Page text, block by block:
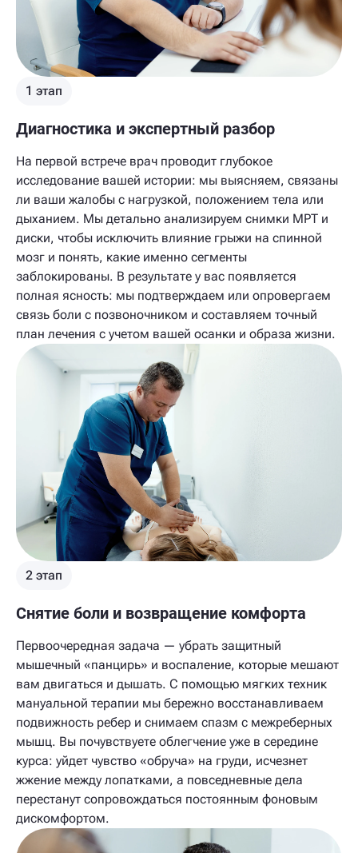
1 этап
Диагностика и экспертный разбор
На первой встрече врач проводит глубокое
исследование вашей истории: мы выясняем, связаны
ли ваши жалобы с нагрузкой, положением тела или
дыханием. Мы детально анализируем снимки МРТ и
диски, чтобы исключить влияние грыжи на спинной
мозг и понять, какие именно сегменты
заблокированы. В результате у вас появляется
полная ясность: мы подтверждаем или опровергаем
связь боли с позвоночником и составляем точный
план лечения с учетом вашей осанки и образа жизни.
2 этап
Снятие боли и возвращение комфорта
Первоочередная задача — убрать защитный
мышечный «панцирь» и воспаление, которые мешают
вам двигаться и дышать. С помощью мягких техник
мануальной терапии мы бережно восстанавливаем
подвижность ребер и снимаем спазм с межреберных
мышц. Вы почувствуете облегчение уже в середине
курса: уйдет чувство «обруча» на груди, исчезнет
жжение между лопатками, а повседневные дела
перестанут сопровождаться постоянным фоновым
дискомфортом.